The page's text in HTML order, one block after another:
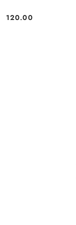
Cena:
120.00